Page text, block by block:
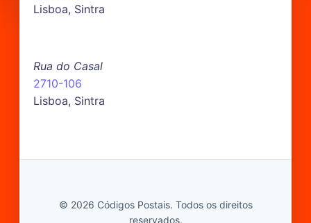
Lisboa, Sintra
Rua do Casal
2710-106
Lisboa, Sintra
© 2026 Códigos Postais. Todos os direitos
reservados.